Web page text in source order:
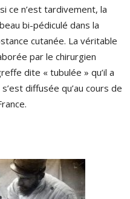
ce n’est tardivement, la
bi-pédiculé dans la
cutanée. La véritable
par le chirurgien
dite « tubulée » qu’il a
diffusée qu’au cours de